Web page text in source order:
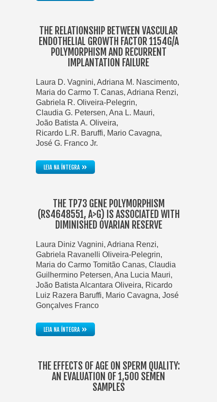
THE RELATIONSHIP BETWEEN VASCULAR
ENDOTHELIAL GROWTH FACTOR 1154G/A
POLYMORPHISM AND RECURRENT
IMPLANTATION FAILURE
Laura D. Vagnini, Adriana M. Nascimento,
Maria do Carmo T. Canas, Adriana Renzi,
Gabriela R. Oliveira-Pelegrin,
Claudia G. Petersen, Ana L. Mauri,
João Batista A. Oliveira,
Ricardo L.R. Baruffi, Mario Cavagna,
José G. Franco Jr.
LEIA NA ÍNTEGRA»
THE TP73 GENE POLYMORPHISM
(RS4648551, A>G) IS ASSOCIATED WITH
DIMINISHED OVARIAN RESERVE
Laura Diniz Vagnini, Adriana Renzi,
Gabriela Ravanelli Oliveira-Pelegrin,
Maria do Carmo Tomitão Canas, Claudia
Guilhermino Petersen, Ana Lucia Mauri,
João Batista Alcantara Oliveira, Ricardo
Luiz Razera Baruffi, Mario Cavagna, José
Gonçalves Franco
LEIA NA ÍNTEGRA»
THE EFFECTS OF AGE ON SPERM QUALITY:
AN EVALUATION OF 1,500 SEMEN
SAMPLES